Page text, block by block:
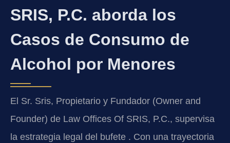
SRIS, P.C. aborda los
Casos de Consumo de
Alcohol por Menores
El Sr. Sris, Propietario y Fundador (Owner and
Founder) de Law Offices Of SRIS, P.C., supervisa
la estrategia legal del bufete . Con una trayectoria